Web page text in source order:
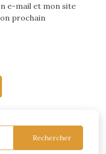
e-mail et mon site
prochain
Rechercher